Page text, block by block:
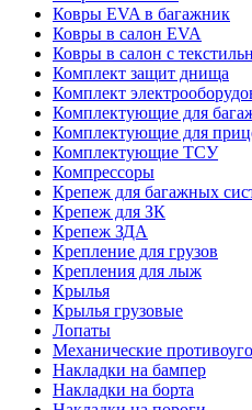
Ковры EVA в багажник
Ковры в салон EVA
Ковры в салон с
Комплект защит днища
Комплект
Комплектующие для
Комплектующие для
Комплектующие ТСУ
Компрессоры
Крепеж для багажных
Крепеж для ЗК
Крепеж ЗДА
Крепление для грузов
Крепления для лыж
Крылья
Крылья грузовые
Лопаты
Механические
Накладки на бампер
Накладки на борта